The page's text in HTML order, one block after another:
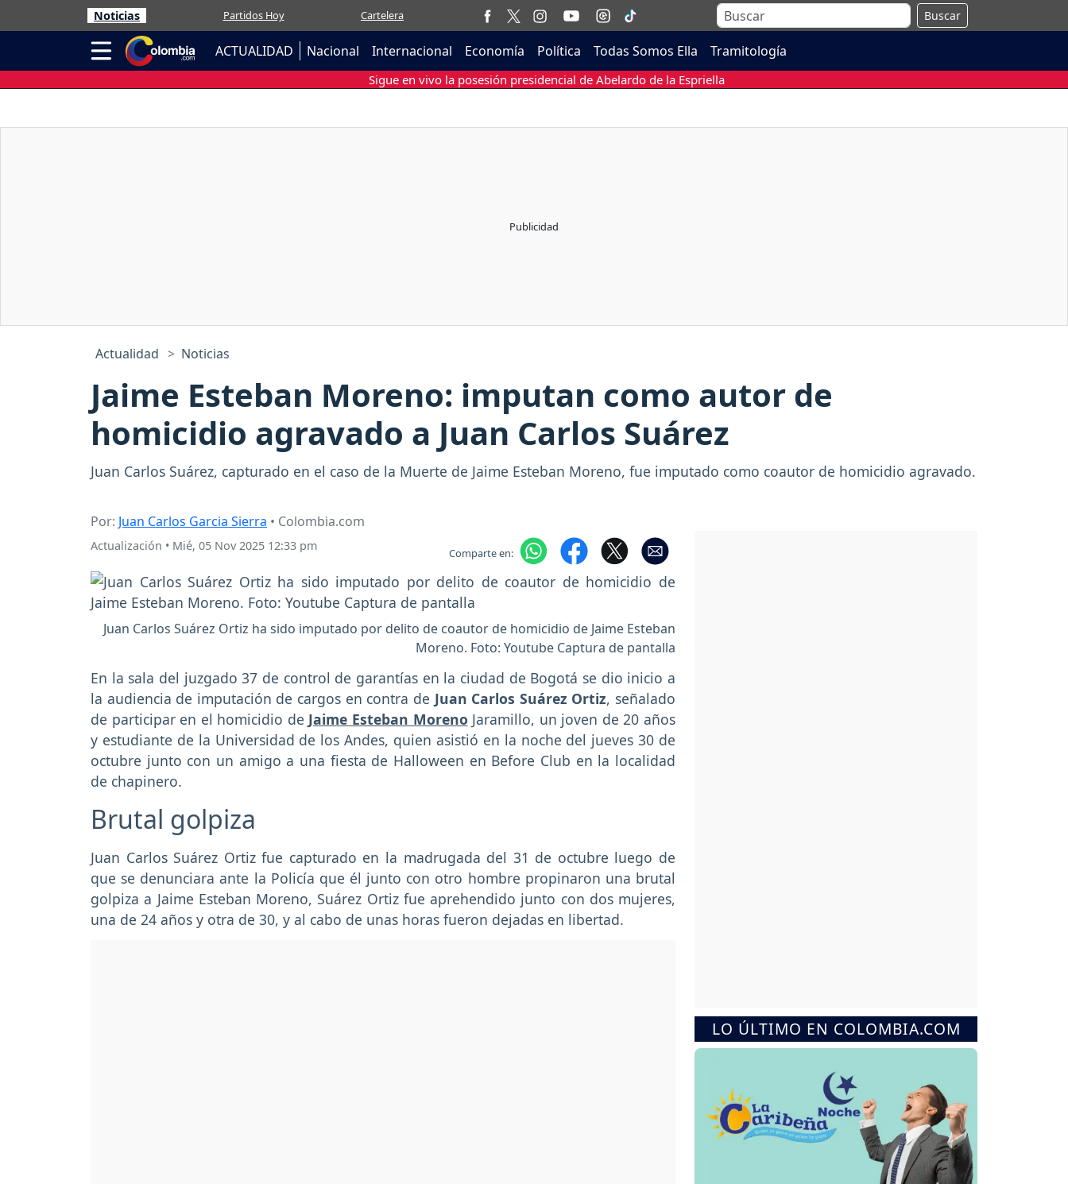
Noticias Partidos Hoy Cartelera Buscar
ACTUALIDAD Nacional Internacional Economía Política Todas Somos Ella Tramitología
Sigue en vivo la posesión presidencial de Abelardo de la Espriella
Actualidad Noticias
Jaime Esteban Moreno: imputan como autor de
homicidio agravado a Juan Carlos Suárez
Juan Carlos Suárez, capturado en el caso de la Muerte de Jaime Esteban Moreno, fue imputado como coautor de homicidio agravado.
Por: Juan Carlos Garcia Sierra • Colombia.com
Actualización • Mié, 05 Nov 2025 12:33 pm Comparte en:
Juan Carlos Suárez Ortiz ha sido imputado por delito de coautor de homicidio de Jaime Esteban
Moreno. Foto: Youtube Captura de pantalla
En la sala del juzgado 37 de control de garantías en la ciudad de Bogotá se dio inicio a
la audiencia de imputación de cargos en contra de Juan Carlos Suárez Ortiz, señalado
de participar en el homicidio de Jaime Esteban Moreno Jaramillo, un joven de 20 años
y estudiante de la Universidad de los Andes, quien asistió en la noche del jueves 30 de
octubre junto con un amigo a una fiesta de Halloween en Before Club en la localidad
de chapinero.
Brutal golpiza
Juan Carlos Suárez Ortiz fue capturado en la madrugada del 31 de octubre luego de
que se denunciara ante la Policía que él junto con otro hombre propinaron una brutal
golpiza a Jaime Esteban Moreno, Suárez Ortiz fue aprehendido junto con dos mujeres,
una de 24 años y otra de 30, y al cabo de unas horas fueron dejadas en libertad.
LO ÚLTIMO EN COLOMBIA.COM